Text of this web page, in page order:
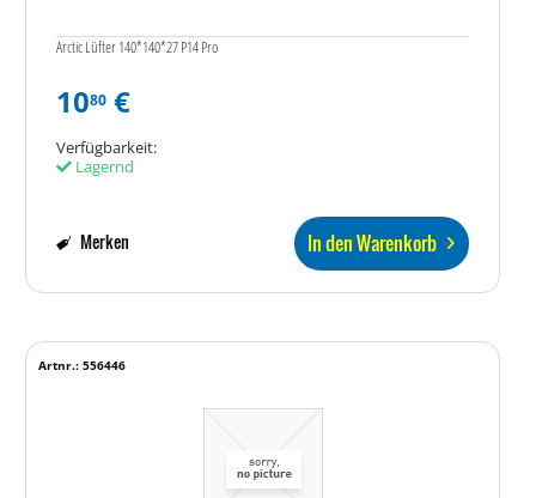
Arctic Lüfter 140*140*27 P14 Pro
1080 €
Verfügbarkeit:
Lagernd
In den Warenkorb
Merken
Artnr.: 556446